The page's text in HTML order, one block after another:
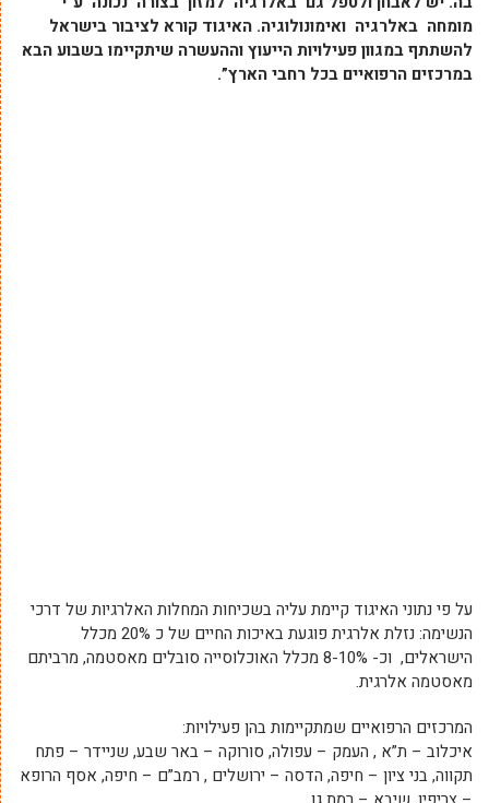
מומחה באלרגיה ואימונולוגיה. האיגוד קורא לציבור בישראל
להשתתף במגוון פעילויות הייעוץ וההעשרה שיתקיימו בשבוע הבא
במרכזים הרפואיים בכל רחבי הארץ”.
על פי נתוני האיגוד קיימת עליה בשכיחות המחלות האלרגיות של דרכי
הנשימה: נזלת אלרגית פוגעת באיכות החיים של כ 20% מכלל
הישראלים, וכ- 8-10% מכלל האוכלוסייה סובלים מאסטמה, מרביתם
מאסטמה אלרגית.
המרכזים הרפואיים שמתקיימות בהן פעילויות:
איכלוב – ת”א , העמק – עפולה, סורוקה – באר שבע, שניידר – פתח
תקווה, בני ציון – חיפה, הדסה – ירושלים , רמב”ם – חיפה, אסף הרופא